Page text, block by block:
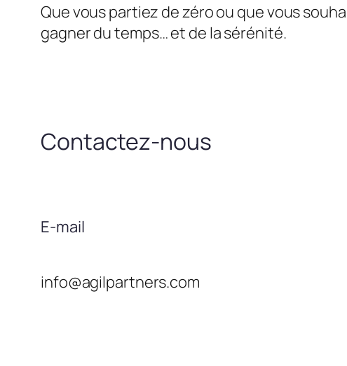
Que vous partiez de zéro ou que vous
gagner du temps… et de la sérénité.
Contactez-nous
E-mail
info@agilpartners.com